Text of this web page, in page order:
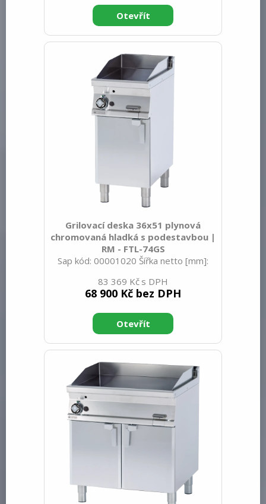
1110 Hmotnost brutto [kg]: 78.00 Typ
spotřebiče: Elektrické zařízení
Konstruční typ zařízení: Stacionární
400 V / 3N - 50 Hz Stupeň krytí
ovládacích prvků: IPX5 Vnější barva
zařízení: Nerezové Materiál: Nerez
Kontrolky: chodu a nahřátí Typ vrchní
Grilovací deska 36x51 plynová
chromovaná hladká s podestavbou |
RM - FTL-74GS
Sap kód: 00001020 Šířka netto [mm]:
netto [mm]: 900 Hmotnost netto [kg]:
60.00 Šířka brutto [mm]: 430 Hloubka
1110 Hmotnost brutto [kg]: 69.00 Typ
spotřebiče: Plynové zařízení Konstruční
typ zařízení: Stacionární Výkon plynový
plamen Druh připojení plynu: Zemní plyn,
propan butan Stupeň krytí ovládacích
prvků: IPX5 Vnější barva zařízení:
Nerezové Materiál: N
83 369 Kč
68 900 Kč bez DPH